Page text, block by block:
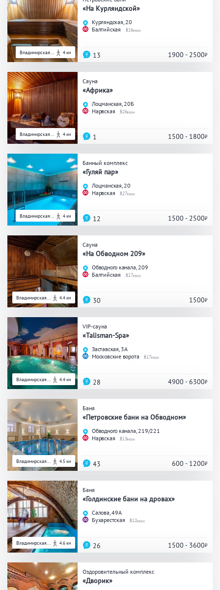
Владимирская... 4 км
«На Курляндской»
Курляндская, 20
Балтийская
16
1900 - 2500
13
Владимирская... 4 км
Сауна
«Африка»
Лоцманская, 20Б
Нарвская
26
1500 - 1800
1
Владимирская... 4 км
Банный комплекс
«Гуляй пар»
Лоцманская, 20
Нарвская
27
1500 - 2500
12
Владимирская... 4.4 км
Сауна
«На Обводном 209»
Обводного канала, 209
Балтийская
17
1500
30
Владимирская... 4.4 км
VIP-сауна
«Talisman-Spa»
Заставская, 3А
Московские ворота
17
4900 - 6300
28
Владимирская... 4.5 км
Баня
«Петровские бани на Обводном»
Обводного канала, 219/221
Нарвская
13
600 - 1200
43
Владимирская... 4.6 км
Баня
«Голдинские бани на дровах»
Салова, 49А
Бухарестская
12
1500 - 3600
26
Оздоровительный комплекс
«Дворик»